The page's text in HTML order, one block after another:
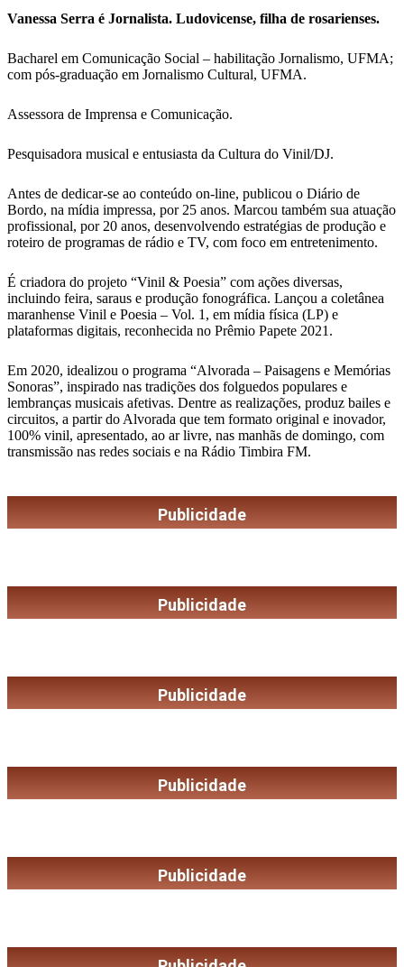
Vanessa Serra é Jornalista. Ludovicense, filha de rosarienses.
Bacharel em Comunicação Social – habilitação Jornalismo, UFMA;
com pós-graduação em Jornalismo Cultural, UFMA.
Assessora de Imprensa e Comunicação.
Pesquisadora musical e entusiasta da Cultura do Vinil/DJ.
Antes de dedicar-se ao conteúdo on-line, publicou o Diário de
Bordo, na mídia impressa, por 25 anos. Marcou também sua atuação
profissional, por 20 anos, desenvolvendo estratégias de produção e
roteiro de programas de rádio e TV, com foco em entretenimento.
É criadora do projeto “Vinil & Poesia” com ações diversas,
incluindo feira, saraus e produção fonográfica. Lançou a coletânea
maranhense Vinil e Poesia – Vol. 1, em mídia física (LP) e
plataformas digitais, reconhecida no Prêmio Papete 2021.
Em 2020, idealizou o programa “Alvorada – Paisagens e Memórias
Sonoras”, inspirado nas tradições dos folguedos populares e
lembranças musicais afetivas. Dentre as realizações, produz bailes e
circuitos, a partir do Alvorada que tem formato original e inovador,
100% vinil, apresentado, ao ar livre, nas manhãs de domingo, com
transmissão nas redes sociais e na Rádio Timbira FM.
Publicidade
Publicidade
Publicidade
Publicidade
Publicidade